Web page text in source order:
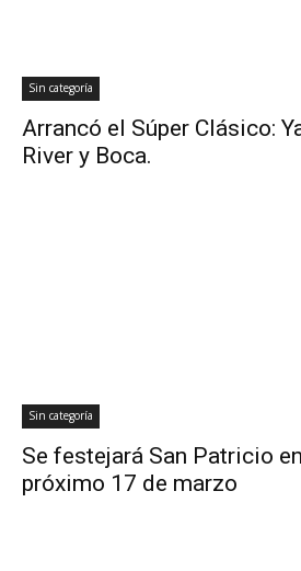
Sin categoría
Arrancó el Súper Clásico:
River y Boca.
Sin categoría
Se festejará San Patricio
próximo 17 de marzo